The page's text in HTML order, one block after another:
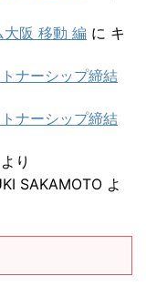
阪 移動 編 に キ
ナーシップ締結
ナーシップ締結
より
SAKAMOTO よ